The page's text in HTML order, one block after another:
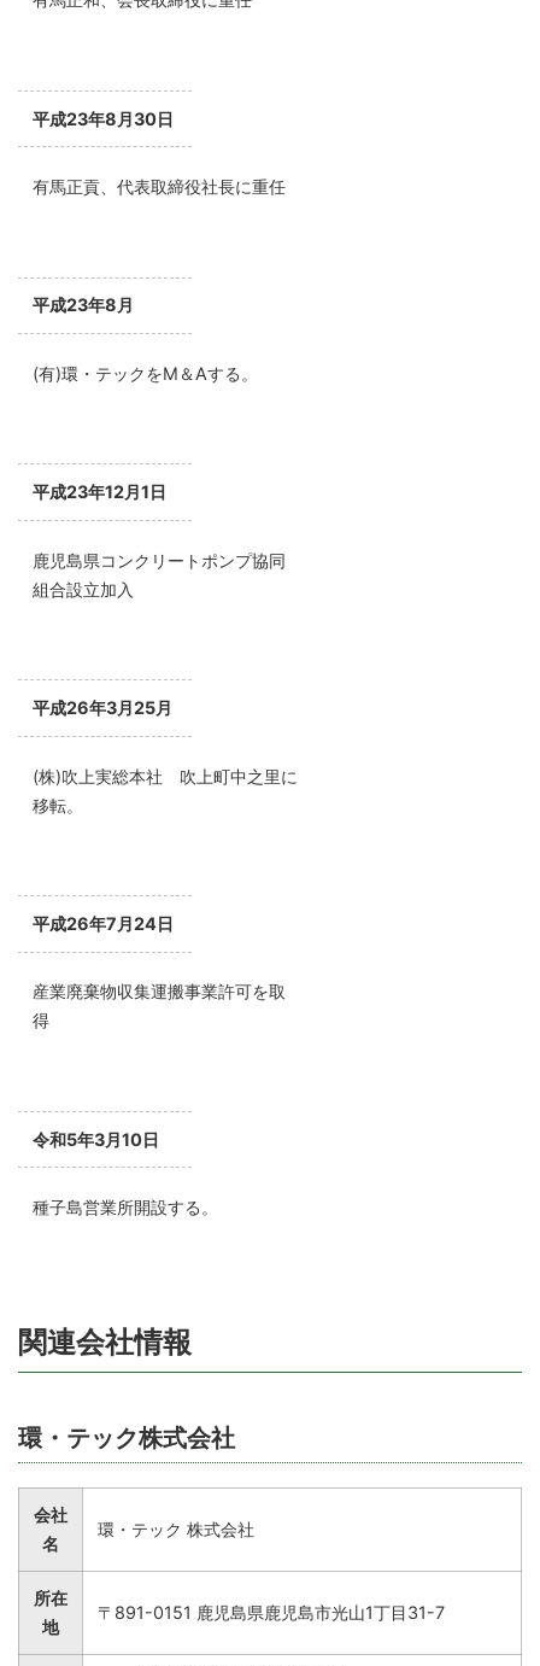
平成23年8月30日
有馬正貢、代表取締役社長に重任
平成23年8月
(有)環・テックをM＆Aする。
平成23年12月1日
鹿児島県コンクリートポンプ協同
組合設立加入
平成26年3月25月
(株)吹上実総本社 吹上町中之里に
移転。
平成26年7月24日
産業廃棄物収集運搬事業許可を取
得
令和5年3月10日
種子島営業所開設する。
関連会社情報
環・テック株式会社
会社
名
環・テック 株式会社
所在
地
〒891-0151 鹿児島県鹿児島市光山1丁目31-7